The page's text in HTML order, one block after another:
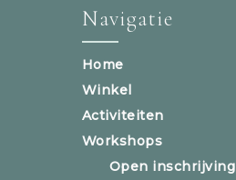
Navigatie
Home
Winkel
Activiteiten
Workshops
Open inschrijving